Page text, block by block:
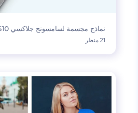
نماذج مجسمة لسامسونج جلاكسي S10
21 منظر